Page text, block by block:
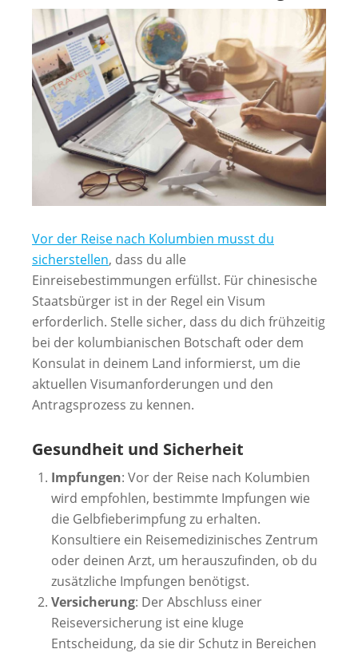
Vor der Reise nach Kolumbien musst du
sicherstellen, dass du alle
Einreisebestimmungen erfüllst. Für chinesische
Staatsbürger ist in der Regel ein Visum
erforderlich. Stelle sicher, dass du dich frühzeitig
bei der kolumbianischen Botschaft oder dem
Konsulat in deinem Land informierst, um die
aktuellen Visumanforderungen und den
Antragsprozess zu kennen.
Gesundheit und Sicherheit
Impfungen: Vor der Reise nach Kolumbien
wird empfohlen, bestimmte Impfungen wie
die Gelbfieberimpfung zu erhalten.
Konsultiere ein Reisemedizinisches Zentrum
oder deinen Arzt, um herauszufinden, ob du
zusätzliche Impfungen benötigst.
Versicherung: Der Abschluss einer
Reiseversicherung ist eine kluge
Entscheidung, da sie dir Schutz in Bereichen